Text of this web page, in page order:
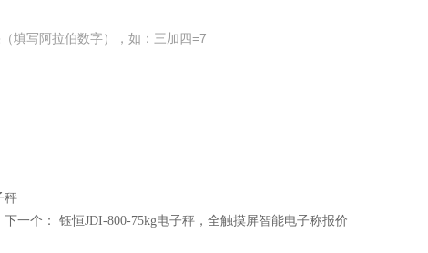
填写阿拉伯数字），如：三加四=7
秤
下一个：
钰恒JDI-800-75kg电子秤，全触摸屏智能电子称报价